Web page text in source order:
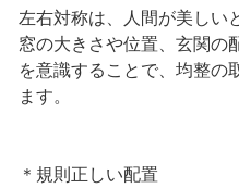
左右対称は、人間が美しい
窓の大きさや位置、玄関の
を意識することで、均整の
ます。
＊規則正しい配置